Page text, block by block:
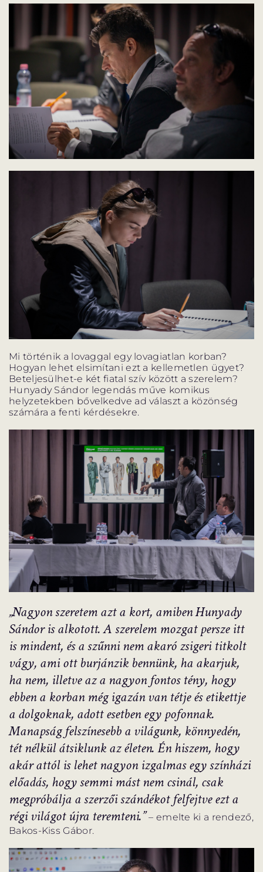
Mi történik a lovaggal egy lovagiatlan korban?
Hogyan lehet elsimítani ezt a kellemetlen ügyet?
Beteljesülhet-e két fiatal szív között a szerelem?
Hunyady Sándor legendás műve komikus
helyzetekben bővelkedve ad választ a közönség
számára a fenti kérdésekre.
„Nagyon szeretem azt a kort, amiben Hunyady
Sándor is alkotott. A szerelem mozgat persze itt
is mindent, és a szűnni nem akaró zsigeri titkolt
vágy, ami ott burjánzik bennünk, ha akarjuk,
ha nem, illetve az a nagyon fontos tény, hogy
ebben a korban még igazán van tétje és etikettje
a dolgoknak, adott esetben egy pofonnak.
Manapság felszínesebb a világunk, könnyedén,
tét nélkül átsiklunk az életen. Én hiszem, hogy
akár attól is lehet nagyon izgalmas egy színházi
előadás, hogy semmi mást nem csinál, csak
megpróbálja a szerzői szándékot felfejtve ezt a
régi világot újra teremteni.” – emelte ki a rendező,
Bakos-Kiss Gábor.